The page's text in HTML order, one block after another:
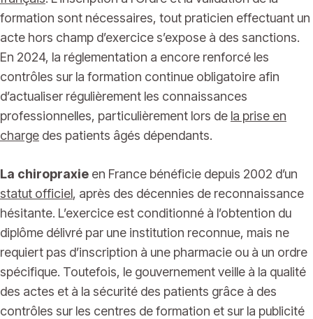
formation sont nécessaires, tout praticien effectuant un
acte hors champ d’exercice s’expose à des sanctions.
En 2024, la réglementation a encore renforcé les
contrôles sur la formation continue obligatoire afin
d’actualiser régulièrement les connaissances
professionnelles, particulièrement lors de la prise en
charge des patients âgés dépendants.
La chiropraxie en France bénéficie depuis 2002 d’un
statut officiel, après des décennies de reconnaissance
hésitante. L’exercice est conditionné à l’obtention du
diplôme délivré par une institution reconnue, mais ne
requiert pas d’inscription à une pharmacie ou à un ordre
spécifique. Toutefois, le gouvernement veille à la qualité
des actes et à la sécurité des patients grâce à des
contrôles sur les centres de formation et sur la publicité